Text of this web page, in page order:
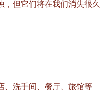
，但它们将在我们消失很久
、洗手间、餐厅、旅馆等